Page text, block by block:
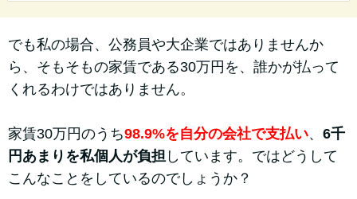
でも私の場合、公務員や大企業ではありませんか
ら、そもそもの家賃である30万円を、誰かが払って
くれるわけではありません。
家賃30万円のうち98.9%を自分の会社で支払い、 6千
円あまりを私個人が負担 しています。ではどうして
こんなことをしているのでしょうか？